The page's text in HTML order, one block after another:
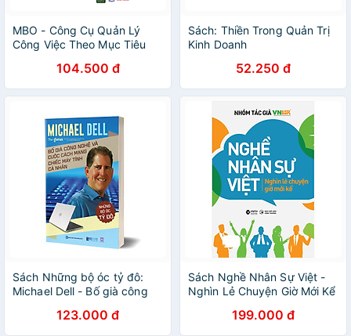
MBO - Công Cụ Quản Lý
Công Việc Theo Mục Tiêu
104.500 đ
Sách: Thiền Trong Quản Trị
Kinh Doanh
52.250 đ
Sách Những bộ óc tỷ đô:
Michael Dell - Bố già công
chiếc máy tính cá nhân
123.000 đ
Sách Nghề Nhân Sự Việt -
Nghìn Lẻ Chuyện Giờ Mới Kể
199.000 đ